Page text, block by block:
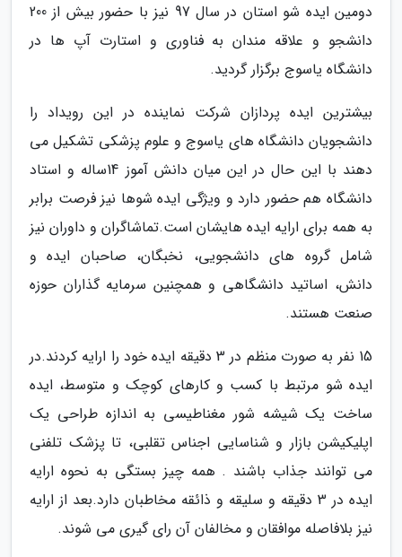
دومین ایده شو استان در سال 97 نیز با حضور بیش از 200
دانشجو و علاقه مندان به فناوری و استارت آپ ها در
دانشگاه یاسوج برگزار گردید.
بیشترین ایده پردازان شرکت نماینده در این رویداد را
دانشجویان دانشگاه های یاسوج و علوم پزشکی تشکیل می
دهند با این حال در این میان دانش آموز 14ساله و استاد
دانشگاه هم حضور دارد و ویژگی ایده شوها نیز فرصت برابر
به همه برای ارایه ایده هایشان است.تماشاگران و داوران نیز
شامل گروه های دانشجویی، نخبگان، صاحبان ایده و
دانش، اساتید دانشگاهی و همچنین سرمایه گذاران حوزه
صنعت هستند.
15 نفر به صورت منظم در 3 دقیقه ایده خود را ارایه کردند.در
ایده شو مرتبط با کسب و کارهای کوچک و متوسط، ایده
ساخت یک شیشه شور مغناطیسی به اندازه طراحی یک
اپلیکیشن بازار و شناسایی اجناس تقلبی، تا پزشک تلفنی
می توانند جذاب باشند . همه چیز بستگی به نحوه ارایه
ایده در 3 دقیقه و سلیقه و ذائقه مخاطبان دارد.بعد از ارایه
نیز بلافاصله موافقان و مخالفان آن رای گیری می شوند.